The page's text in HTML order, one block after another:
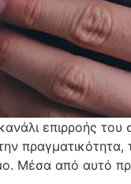
επιρροής
από αυτό